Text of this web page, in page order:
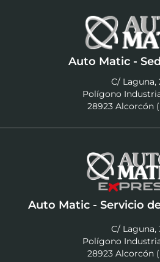
Auto Matic -
C/ Laguna,
Polígono
28923 Alcorcón
Auto Matic - Servicio
C/ Laguna,
Polígono
28923 Alcorcón